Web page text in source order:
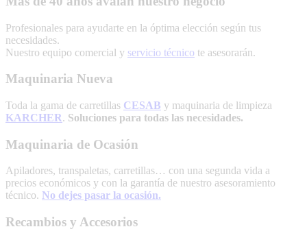
Profesionales para ayudarte en la óptima elección según tus
necesidades.
Nuestro equipo comercial y servicio técnico te asesorarán.
Maquinaria Nueva
Toda la gama de carretillas CESAB y maquinaria de limpieza
KARCHER. Soluciones para todas las necesidades.
Maquinaria de Ocasión
Apiladores, transpaletas, carretillas… con una segunda vida a
precios económicos y con la garantía de nuestro asesoramiento
técnico. No dejes pasar la ocasión.
Recambios y Accesorios